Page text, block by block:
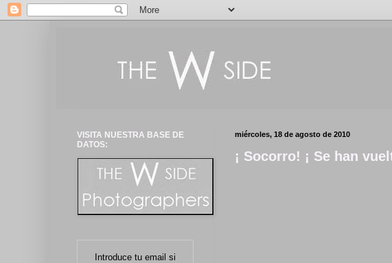
miércoles, 18 de agosto de 2010
¡ Socorro! ¡ Se han
VISITA NUESTRA BASE DE
DATOS:
Introduce tu email si